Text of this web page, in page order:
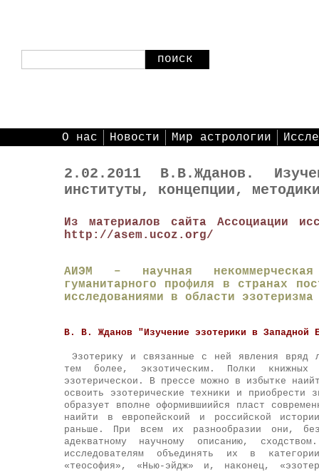
поиск
О нас Новости Мир астрологии
2.02.2011 В.В.Жданов.
институты, концепции,
Из материалов сайта Ассоциации
http://asem.ucoz.org/
АИЭМ – научная
гуманитарного профиля в странах
исследованиями в области
В. В. Жданов "Изучение эзотерики в
Эзотерику и связанные с ней явления
тем более, экзотическим. Полки книжных
эзотерическои. В прессе можно в избытке
освоить эзотерические техники и приобрести
образует вполне оформившиийся пласт
наийти в европейскоий и российской
раньше. При всем их разнообразии они,
адекватному научному описанию,
исследователям объединять их в
«теософия», «Нью-эйдж» и, наконец,